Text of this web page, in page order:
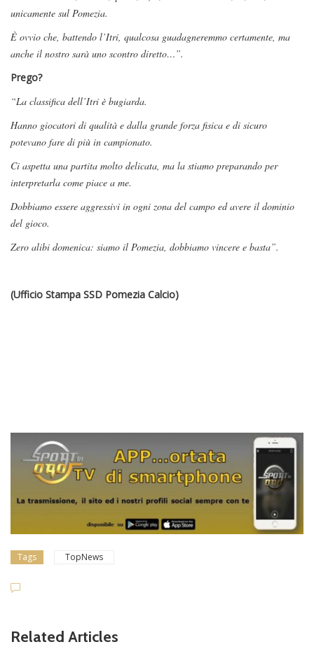
unicamente sul Pomezia.
È ovvio che, battendo l’Itri, qualcosa guadagneremmo certamente, ma
anche il nostro sarà uno scontro diretto…”.
Prego?
“La classifica dell’Itri è bugiarda.
Hanno giocatori di qualità e dalla grande forza fisica e di sicuro
potevano fare di più in campionato.
Ci aspetta una partita molto delicata, ma la stiamo preparando per
interpretarla come piace a me.
Dobbiamo essere aggressivi in ogni zona del campo ed avere il dominio
del gioco.
Zero alibi domenica: siamo il Pomezia, dobbiamo vincere e basta”.
(Ufficio Stampa SSD Pomezia Calcio)
Tags TopNews
Related Articles